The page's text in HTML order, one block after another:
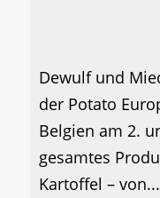
Dewulf und
der Potato
Belgien am 2.
gesamtes
Kartoffel – von...